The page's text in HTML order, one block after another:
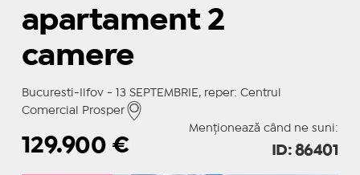
apartament 2
camere
Bucuresti-Ilfov - 13 SEPTEMBRIE, reper: Centrul
Comercial Prosper
Menționează când ne suni:
129.900 € ID: 86401